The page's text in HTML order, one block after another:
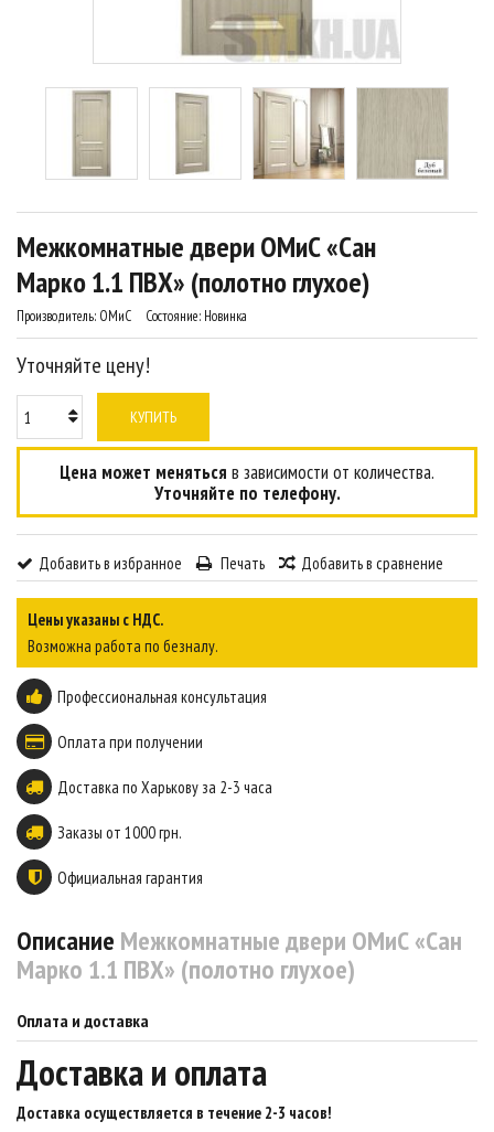
Межкомнатные двери ОМиС «Сан
Марко 1.1 ПВХ» (полотно глухое)
Производитель: ОМиС Состояние: Новинка
Уточняйте цену!
КУПИТЬ
Цена может меняться в зависимости от количества.
Уточняйте по телефону.
Добавить в избранное Печать Добавить в сравнение
Цены указаны с НДС.
Возможна работа по безналу.
Профессиональная консультация
Оплата при получении
Доставка по Харькову за 2-3 часа
Заказы от 1000 грн.
Официальная гарантия
Описание Межкомнатные двери ОМиС «Сан
Марко 1.1 ПВХ» (полотно глухое)
Оплата и доставка
Доставка и оплата
Доставка осуществляется в течение 2-3 часов!